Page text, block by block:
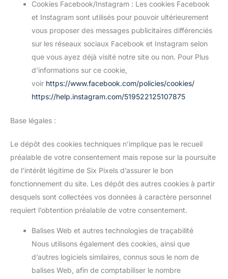
Cookies Facebook/Instagram : Les cookies Facebook
et Instagram sont utilisés pour pouvoir ultérieurement
vous proposer des messages publicitaires différenciés
sur les réseaux sociaux Facebook et Instagram selon
que vous ayez déjà visité notre site ou non. Pour Plus
d’informations sur ce cookie,
voir https://www.facebook.com/policies/cookies/
https://help.instagram.com/519522125107875
Base légales :
Le dépôt des cookies techniques n’implique pas le recueil
préalable de votre consentement mais repose sur la poursuite
de l’intérêt légitime de Six Pixels d’assurer le bon
fonctionnement du site. Les dépôt des autres cookies à partir
desquels sont collectées vos données à caractère personnel
requiert l’obtention préalable de votre consentement.
Balises Web et autres technologies de traçabilité
Nous utilisons également des cookies, ainsi que
d’autres logiciels similaires, connus sous le nom de
balises Web, afin de comptabiliser le nombre